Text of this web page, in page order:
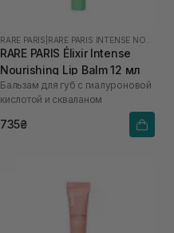
RARE PARIS
RARE PARIS Élixir Intense
Nourishing Lip Balm 12 мл
Бальзам для губ с гиалуроновой
кислотой и скваланом
735₴